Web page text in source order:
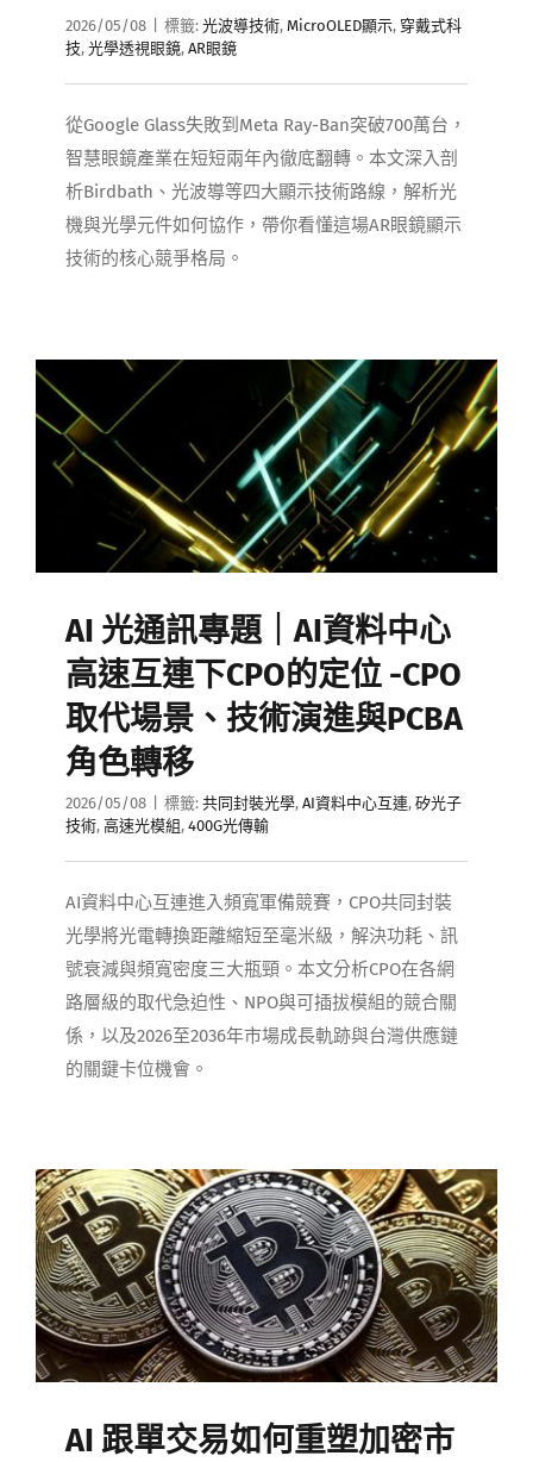
2026/05/08 標籤: 光波導技術, MicroOLED顯示, 穿戴式科
技, 光學透視眼鏡, AR眼鏡
從Google Glass失敗到Meta Ray-Ban突破700萬台，
智慧眼鏡產業在短短兩年內徹底翻轉。本文深入剖
析Birdbath、光波導等四大顯示技術路線，解析光
機與光學元件如何協作，帶你看懂這場AR眼鏡顯示
技術的核心競爭格局。
AI 光通訊專題｜AI資料中心
高速互連下CPO的定位 -CPO
取代場景、技術演進與PCBA
角色轉移
2026/05/08 標籤: 共同封裝光學, AI資料中心互連, 矽光子
技術, 高速光模組, 400G光傳輸
AI資料中心互連進入頻寬軍備競賽，CPO共同封裝
光學將光電轉換距離縮短至毫米級，解決功耗、訊
號衰減與頻寬密度三大瓶頸。本文分析CPO在各網
路層級的取代急迫性、NPO與可插拔模組的競合關
係，以及2026至2036年市場成長軌跡與台灣供應鏈
的關鍵卡位機會。
AI 跟單交易如何重塑加密市